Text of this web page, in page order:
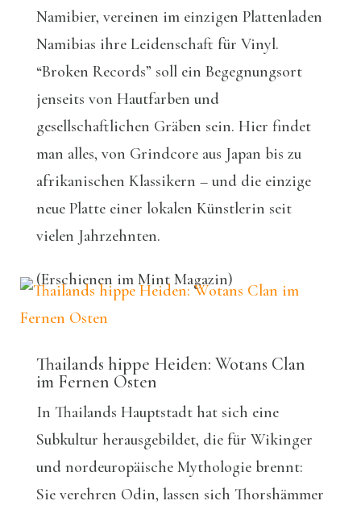
Namibier, vereinen im einzigen Plattenladen
Namibias ihre Leidenschaft für Vinyl.
“Broken Records” soll ein Begegnungsort
jenseits von Hautfarben und
gesellschaftlichen Gräben sein. Hier findet
man alles, von Grindcore aus Japan bis zu
afrikanischen Klassikern – und die einzige
neue Platte einer lokalen Künstlerin seit
vielen Jahrzehnten.
(Erschienen im Mint Magazin)
Thailands hippe Heiden: Wotans Clan
im Fernen Osten
In Thailands Hauptstadt hat sich eine
Subkultur herausgebildet, die für Wikinger
und nordeuropäische Mythologie brennt:
Sie verehren Odin, lassen sich Thorshämmer